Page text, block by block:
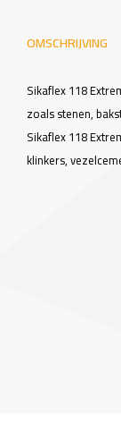
OMSCHRIJVING
Sikaflex 118
zoals stenen,
Sikaflex 118
klinkers,